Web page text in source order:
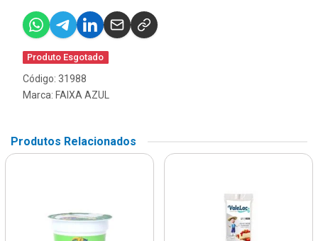
Produto Esgotado
Código: 31988
Marca: FAIXA AZUL
Produtos Relacionados